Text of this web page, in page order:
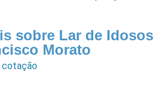
sobre Lar de Idosos
Morato
cotação